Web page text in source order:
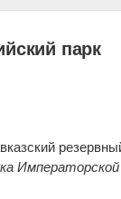
парк